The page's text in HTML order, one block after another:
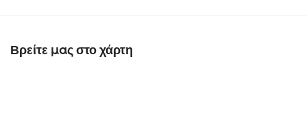
Βρείτε μας στο χάρτη